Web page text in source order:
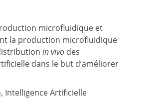
microfluidique et
la production microfluidique
in vivo des
dans le but d’améliorer
Intelligence Artificielle